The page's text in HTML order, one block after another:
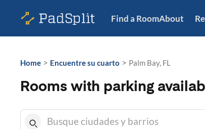
Find a RoomAbout
Home > Encuentre su cuarto > Palm Bay, FL
Rooms with parking